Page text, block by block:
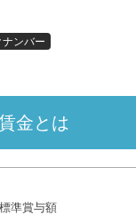
ンバー
金とは
準賞与額